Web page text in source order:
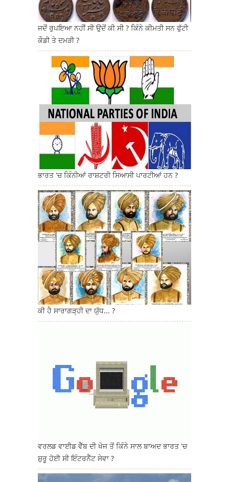
ਜਦੋਂ ਰੁਪਇਆ ਨਹੀਂ ਸੀ ਉਦੋਂ ਕੀ ਸੀ ? ਕਿੰਨੇ ਕੀਮਤੀ ਸਨ ਫੁੱਟੀ
ਕੌਡੀ ਤੇ ਦਮੜੀ ?
ਭਾਰਤ 'ਚ ਕਿੰਨੀਆਂ ਰਾਸ਼ਟਰੀ ਸਿਆਸੀ ਪਾਰਟੀਆਂ ਹਨ ?
ਕੀ ਹੈ ਸਾਰਾਗੜ੍ਹੀ ਦਾ ਯੁੱਧ... ?
ਵਰਲਡ ਵਾਈਡ ਵੈੱਬ ਦੀ ਖੋਜ ਤੋਂ ਕਿੰਨੇ ਸਾਲ ਬਾਅਦ ਭਾਰਤ 'ਚ
ਸ਼ੁਰੂ ਹੋਈ ਸੀ ਇੰਟਰਨੈੱਟ ਸੇਵਾ ?